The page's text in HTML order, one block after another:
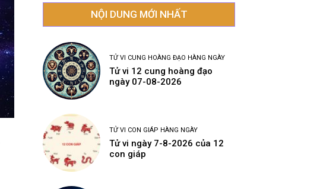
NỘI DUNG MỚI NHẤT
TỬ VI CUNG HOÀNG ĐẠO HÀNG NGÀY
Tử vi 12 cung hoàng đạo
ngày 07-08-2026
TỬ VI CON GIÁP HÀNG NGÀY
Tử vi ngày 7-8-2026 của 12
con giáp